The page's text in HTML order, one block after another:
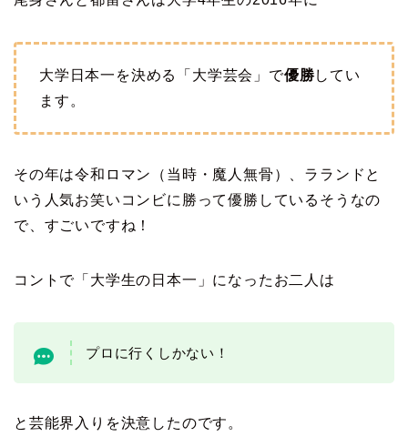
大学日本一を決める「大学芸会」で優勝してい
ます。
その年は令和ロマン（当時・魔人無骨）、ラランドと
いう人気お笑いコンビに勝って優勝しているそうなの
で、すごいですね！
コントで「大学生の日本一」になったお二人は
プロに行くしかない！
と芸能界入りを決意したのです。